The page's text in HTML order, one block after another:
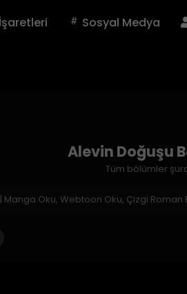
Sosyal Medya
Alevin Doğuşu
Tüm bölümler
Manga Oku, Webtoon Oku, Çizgi Roman